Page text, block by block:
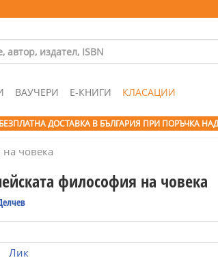
ВАУЧЕРИ Е-КНИГИ КЛАСАЦИИ
БЕЗПЛАТНА ДОСТАВКА В БЪЛГАРИЯ ПРИ ПОРЪЧКА
човека
философия на човека
Лик